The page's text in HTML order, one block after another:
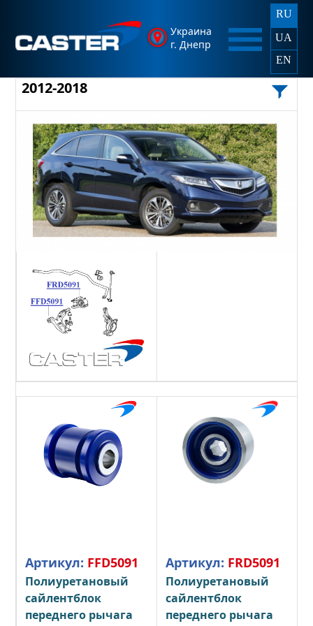
Украина
г. Днепр
RU
UA
EN
2012-2018
Артикул: FFD5091
Полиуретановый
сайлентблок
переднего рычага
Артикул: FRD5091
Полиуретановый
сайлентблок
переднего рычага